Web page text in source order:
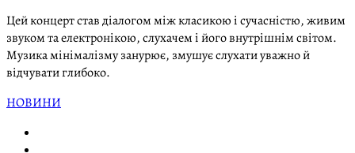
Цей концерт став діалогом між класикою і сучасністю, живим
звуком та електронікою, слухачем і його внутрішнім світом.
Музика мінімалізму занурює, змушує слухати уважно й
відчувати глибоко.
НОВИНИ